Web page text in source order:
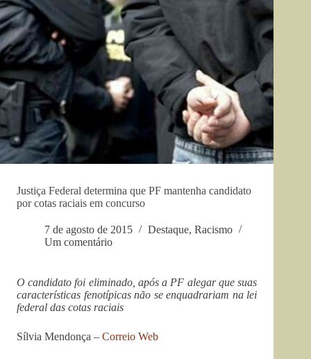
Justiça Federal determina que PF mantenha candidato
por cotas raciais em concurso
7 de agosto de 2015 Destaque, Racismo
Um comentário
O candidato foi eliminado, após a PF alegar que suas
características fenotípicas não se enquadrariam na lei
federal das cotas raciais
Sílvia Mendonça – Correio Web